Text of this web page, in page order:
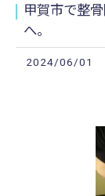
甲賀市で整
へ。
2024/06/01